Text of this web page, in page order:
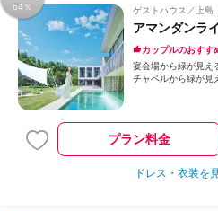
64％ ゲストハウス 上島
アマンダンラ
カップルのおすす
宴会場から緑が見え
チャペルから緑が見
プラン料金
ドレス・衣装を